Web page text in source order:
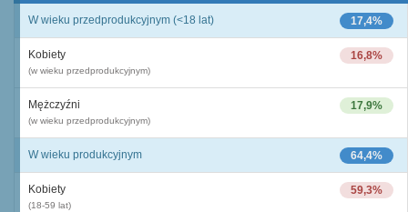
17,4%
W wieku przedprodukcyjnym (<18 lat)
16,8%
Kobiety
(w wieku przedprodukcyjnym)
17,9%
Mężczyźni
(w wieku przedprodukcyjnym)
64,4%
W wieku produkcyjnym
59,3%
Kobiety
(18-59 lat)